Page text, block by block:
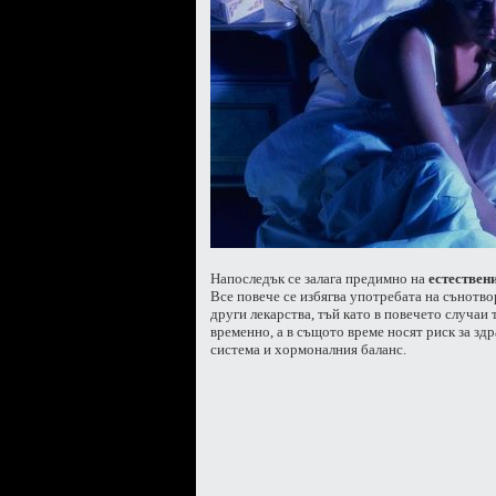
Напоследък се залага предимно на
Все повече се избягва употребата на
други лекарства, тъй като в повечето
временно, а в същото време носят риск за
система и хормоналния баланс.